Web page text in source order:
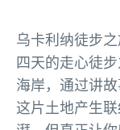
乌卡利纳徒步
四天的走心徒
海岸，通过讲
这片土地产生